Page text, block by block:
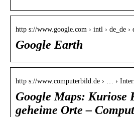
http s://www.google.com › intl › de_de ›
Google Earth
http s://www.computerbild.de › … ›
Google Maps: Kuriose
geheime Orte –